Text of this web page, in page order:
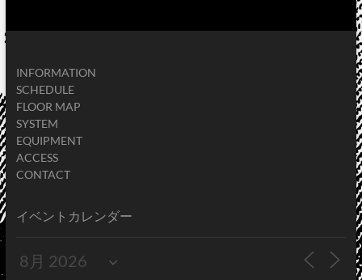
INFORMATION
SCHEDULE
FLOOR MAP
SYSTEM
EQUIPMENT
ACCESS
CONTACT
イベントカレンダー